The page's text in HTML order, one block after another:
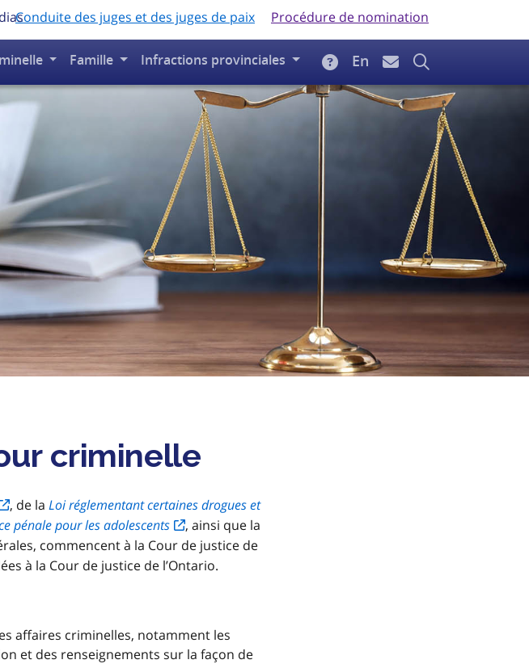
Conduite des juges et des juges de paix Procédure de nomination
Famille Infractions provinciales En
criminelle
, de la Loi réglementant certaines drogues et
pénale pour les adolescents
, ainsi que la
commencent à la Cour de justice de
à la Cour de justice de l’Ontario.
affaires criminelles, notamment les
et des renseignements sur la façon de